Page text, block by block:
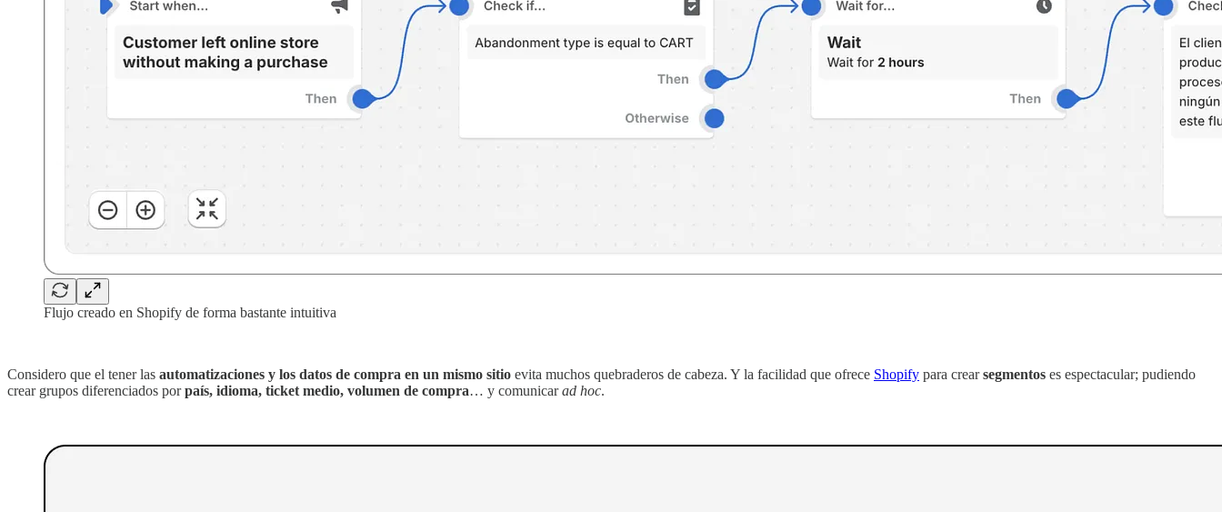
Flujo creado en Shopify de forma bastante intuitiva
Considero que el tener las automatizaciones y los datos de compra en un mismo sitio evita muchos quebraderos de cabeza. Y la facilidad que ofrece Shopify para crearsegmentos es espectacular; pudiendo
crear grupos diferenciados porpaís, idioma, ticket medio, volumen de compra… y comunicarad hoc.